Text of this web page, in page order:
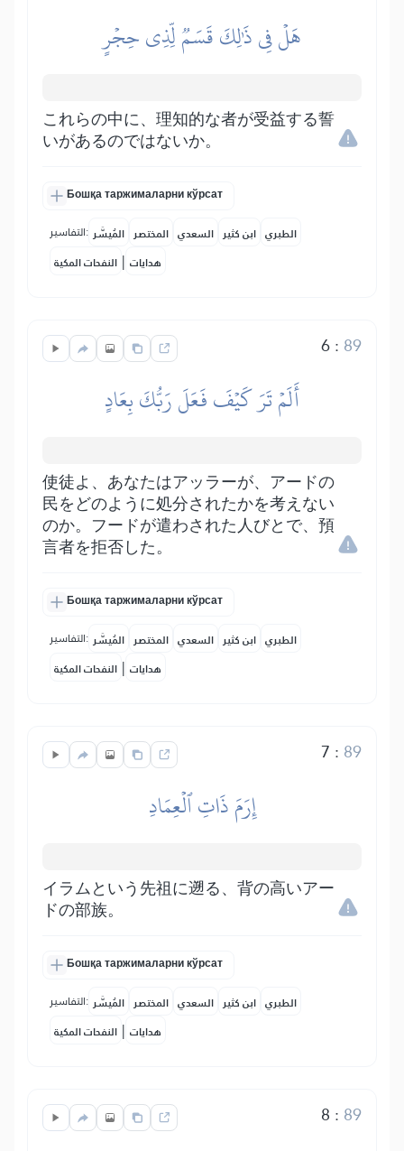
هَلۡ فِي ذَٰلِكَ قَسَمٞ لِّذِي حِجۡرٍ
これらの中に、理知的な者が受益する誓
いがあるのではないか。
Бошқа таржималарни кўрсат
التفاسير: المُيسَّر المختصر السعدي ابن كثير الطبري
النفحات المكية | هدايات
6: 89
أَلَمۡ تَرَ كَيۡفَ فَعَلَ رَبُّكَ بِعَادٍ
使徒よ、あなたはアッラーが、アードの
民をどのように処分されたかを考えない
のか。フードが遣わされた人びとで、預
言者を拒否した。
Бошқа таржималарни кўрсат
التفاسير: المُيسَّر المختصر السعدي ابن كثير الطبري
النفحات المكية | هدايات
7 : 89
إِرَمَ ذَاتِ ٱلۡعِمَادِ
イラムという先祖に遡る、背の高いアー
ドの部族。
Бошқа таржималарни кўрсат
التفاسير: المُيسَّر المختصر السعدي ابن كثير الطبري
النفحات المكية | هدايات
8 : 89